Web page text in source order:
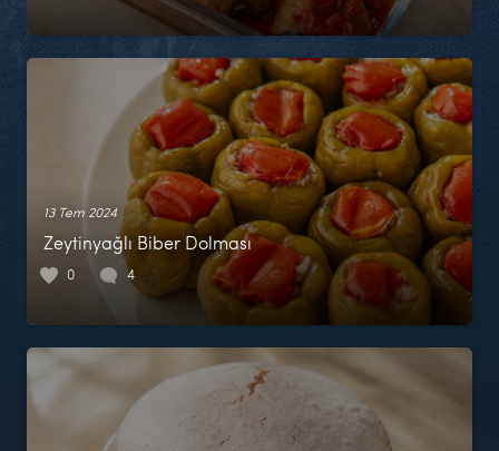
13 Tem 2024
Zeytinyağlı Biber Dolması
0 4